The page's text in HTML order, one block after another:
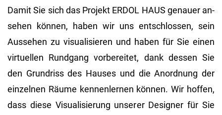
Damit Sie sich das Pro­jekt ERDOL HAUS ge­nau­er an­
se­hen kön­nen, haben wir uns ent­schlos­sen, sein
Aus­se­hen zu vi­sua­li­sie­ren und haben für Sie einen
vir­tu­el­len Rund­gang vor­be­rei­tet, dank des­sen Sie
den Grund­riss des Hau­ses und die An­ord­nung der
ein­zel­nen Räume ken­nen­ler­nen kön­nen. Wir hof­fen,
dass diese Vi­sua­li­sie­rung un­se­rer De­si­gner für Sie